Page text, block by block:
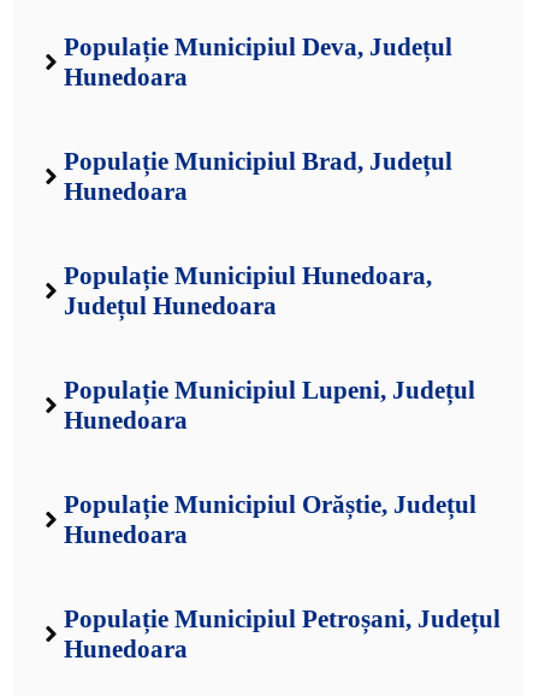
Populație Municipiul Deva, Județul
Hunedoara
Populație Municipiul Brad, Județul
Hunedoara
Populație Municipiul Hunedoara,
Județul Hunedoara
Populație Municipiul Lupeni, Județul
Hunedoara
Populație Municipiul Orăștie, Județul
Hunedoara
Populație Municipiul Petroșani, Județul
Hunedoara